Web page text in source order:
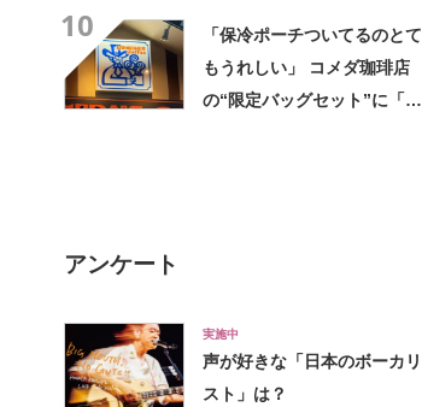
10
「保冷ポーチついてるのとて
もうれしい」 コメダ珈琲店
の“限定バッグセット”に「ペ
アンケート
実施中
声が好きな「日本のボーカリ
スト」は？